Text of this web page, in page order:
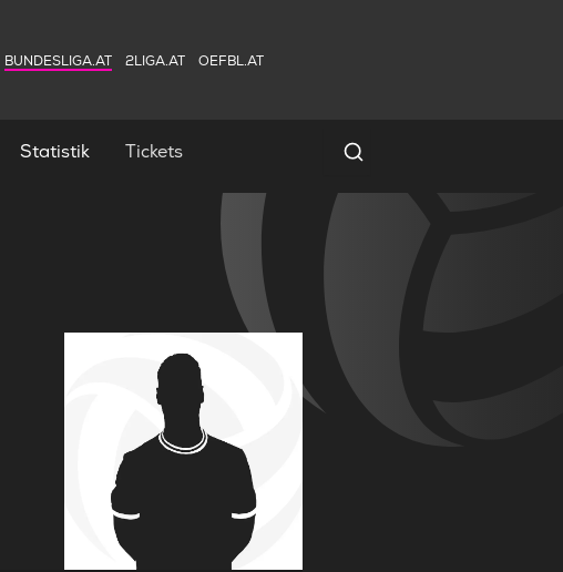
BUNDESLIGA.AT 2LIGA.AT OEFBL.AT
Statistik Tickets Spielersuche